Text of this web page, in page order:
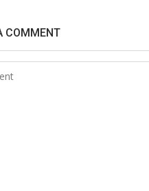
COMMENT